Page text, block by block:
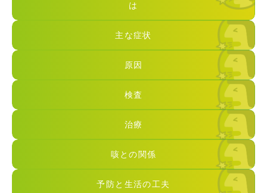
は
主な症状
原因
検査
治療
咳との関係
予防と生活の工夫